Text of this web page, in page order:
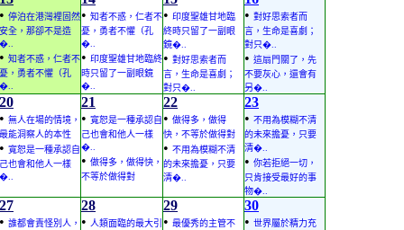
• 停泊在港灣裡固然
安全，那卻不是造
�..
• 知者不惑，仁者不
憂，勇者不懼（孔
�..
• 知者不惑，仁者不
憂，勇者不懼（孔
�..
• 印度聖雄甘地臨終
時只留了一副眼鏡
�..
• 印度聖雄甘地臨
終時只留了一副眼
鏡�..
• 對好思索者而
言，生命是喜劇；
對只�..
• 對好思索者而
言，生命是喜劇；
對只�..
• 這扇門關了，先
不要灰心，還會有
另�..
20
• 無人在場的情境，
最能洞察人的本性
• 寬恕是一種承認自
己也會和他人一樣
�..
21
• 寬恕是一種承認自
己也會和他人一樣
�..
• 做得多，做得快，
不等於做得對
22
• 做得多，做得
快，不等於做得對
• 不用為模糊不清
的未來擔憂，只要
清�..
23
• 不用為模糊不清
的未來擔憂，只要
清�..
• 你若拒絕一切，
只肯接受最好的事
物�..
27
• 誰都會責怪別人，
28
• 人類面臨的最大引
29
• 最優秀的主管不
30
• 世界屬於精力充